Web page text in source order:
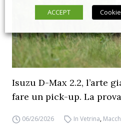
Isuzu D-Max 2.2, l’arte
fare un pick-up. La
06/26/2026 In Vetrina,
ACCEPT